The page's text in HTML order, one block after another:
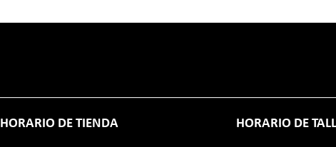
HORARIO DE TIENDA HORARIO DE